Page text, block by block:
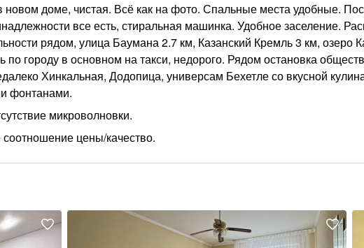
доме, чистая. Всё как на фото. Спальные места удобные.
все есть, стиральная машинка. Удобное заселение.
рядом, улица Баумана 2.7 км, Казанский Кремль 3 км, озеро
городу в основном на такси, недорого. Рядом остановка
Хинкальная, Додопица, универсам Бехетле со вкусной
фонтанами.
микроволновки.
цены/качество.